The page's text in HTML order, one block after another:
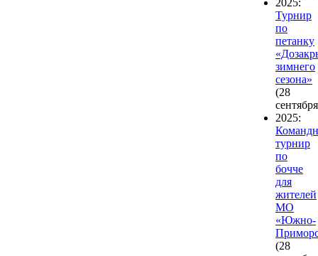
2025:
Турнир
по
петанку
зимнего
сезона»
(28
2025:
турнир
по
бочче
для
жителей
МО
«Южно-
(28